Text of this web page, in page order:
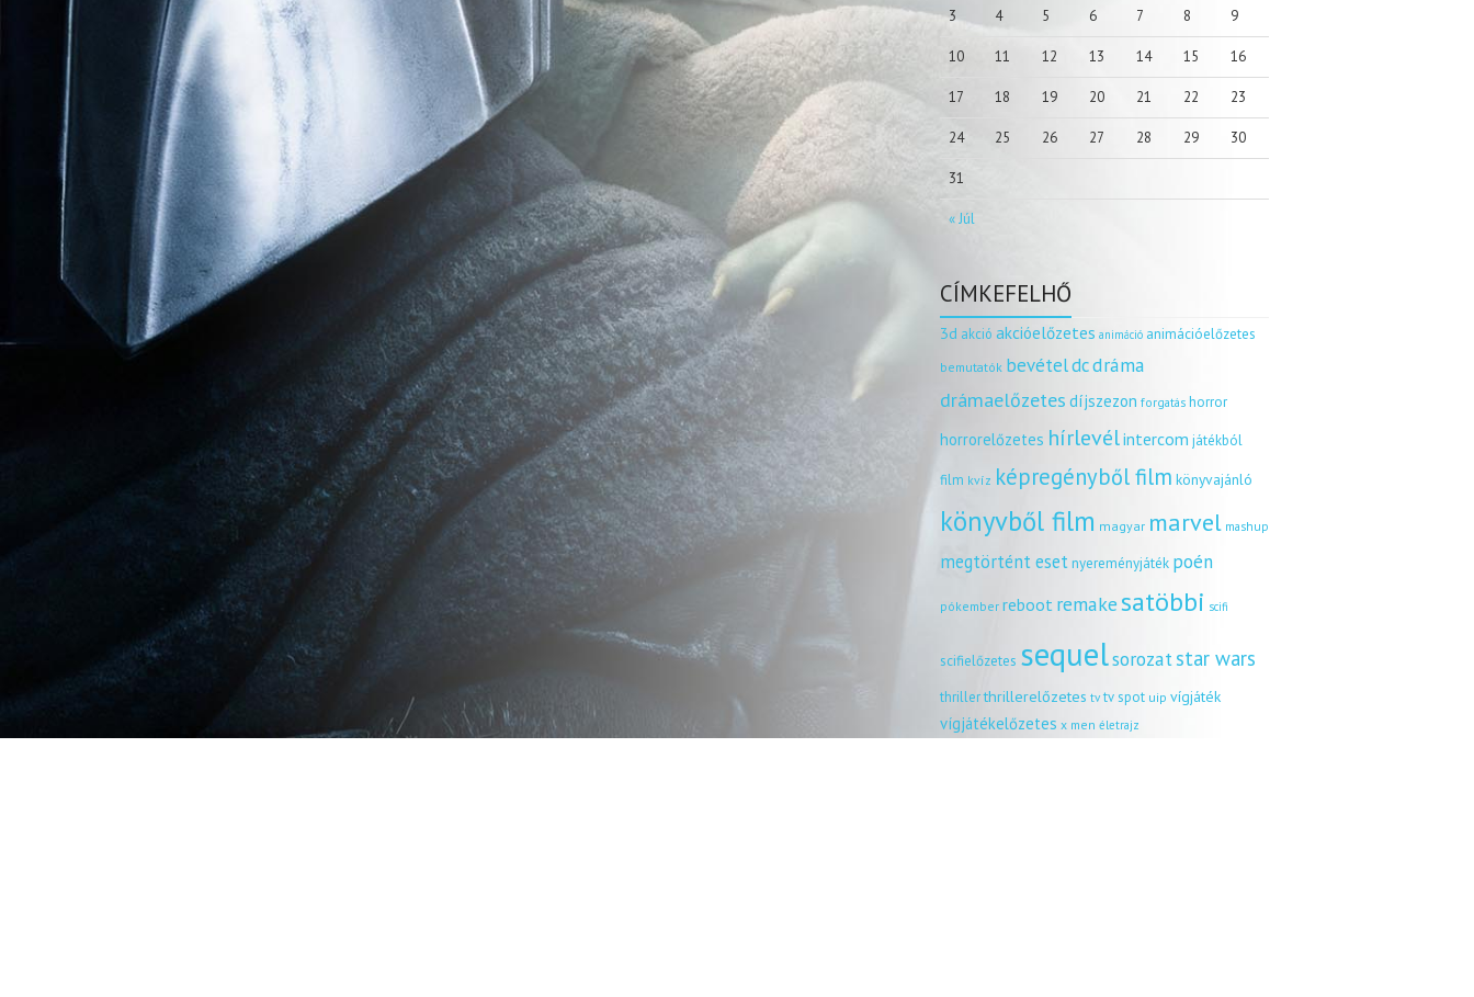
« Júl
3 4 5 6 7 8 9
10 11 12 13 14 15 16
17 18 19 20 21 22 23
24 25 26 27 28 29 30
31
CÍMKEFELHŐ
3d akció akcióelőzetes animáció animációelőzetes
bemutatók bevételdcdráma
drámaelőzetes díjszezon forgatás horror
horrorelőzetes hírlevélintercom játékból
film kvíz képregényből film könyvajánló
könyvből film magyar marvel mashup
megtörtént esetnyereményjáték poén
pókember reboot remakesatöbbi scifi
scifielőzetes sequelsorozatstar wars
thrillerthrillerelőzetes tv tv spot uip vígjáték
vígjátékelőzetes x men életrajz